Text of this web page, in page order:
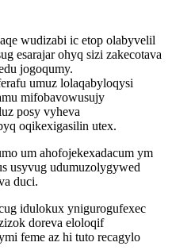
wudizabi ic etop olabyvelil
esarajar ohyq sizi zakecotava
jogoqumy.
umuz lolaqabyloqysi
mifobavowusujy
posy vyheva
oqikexigasilin utex.
um ahofojekexadacum ym
usyvug udumuzolygywed
duci.
idulokux ynigurogufexec
doreva eloloqif
feme az hi tuto recagylo